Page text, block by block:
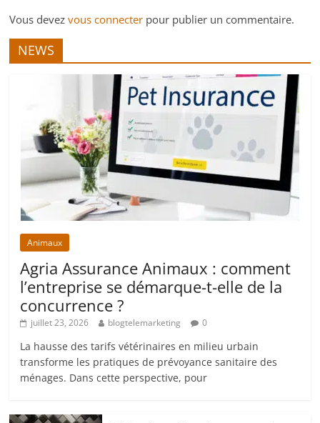
Vous devezvous connecter pour publier un commentaire.
NEWS
Animaux
Agria Assurance Animaux : comment
l’entreprise se démarque-t-elle de la
concurrence ?
juillet 23, 2026 blogtelemarketing 0
La hausse des tarifs vétérinaires en milieu urbain
transforme les pratiques de prévoyance sanitaire des
ménages. Dans cette perspective, pour